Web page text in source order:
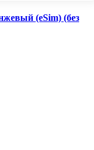
(eSim) (без